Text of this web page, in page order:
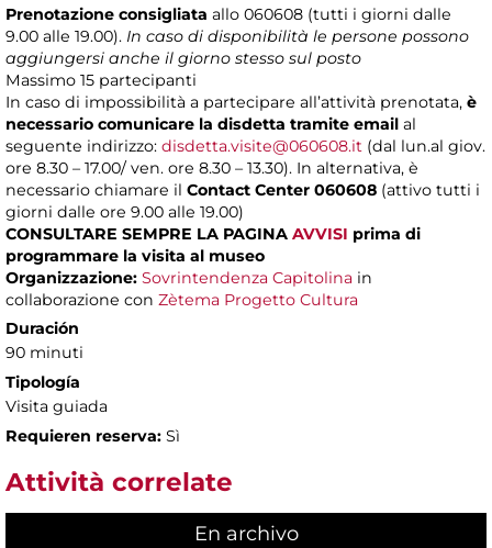
Prenotazione consigliata allo 060608 (tutti i giorni dalle
9.00 alle 19.00). In caso di disponibilità le persone possono
aggiungersi anche il giorno stesso sul posto
Massimo 15 partecipanti
In caso di impossibilità a partecipare all’attività prenotata, è
necessario comunicare la disdetta tramite email al
seguente indirizzo: disdetta.visite@060608.it (dal lun.al giov.
ore 8.30 – 17.00/ ven. ore 8.30 – 13.30). In alternativa, è
necessario chiamare il Contact Center 060608 (attivo tutti i
giorni dalle ore 9.00 alle 19.00)
CONSULTARE SEMPRE LA PAGINA AVVISI prima di
programmare la visita al museo
Organizzazione: Sovrintendenza Capitolina in
collaborazione con Zètema Progetto Cultura
Duración
90 minuti
Tipología
Visita guiada
Requieren reserva: Sì
Attività correlate
En archivo